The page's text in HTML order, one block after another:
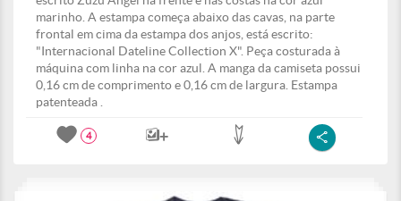
marinho. A estampa começa abaixo das cavas, na parte
frontal em cima da estampa dos anjos, está escrito:
"Internacional Dateline Collection X". Peça costurada à
máquina com linha na cor azul. A manga da camiseta possui
0,16 cm de comprimento e 0,16 cm de largura. Estampa
patenteada .
4